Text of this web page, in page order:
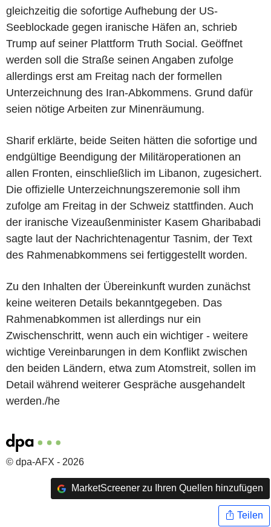
gleichzeitig die sofortige Aufhebung der US-
Seeblockade gegen iranische Häfen an, schrieb
Trump auf seiner Plattform Truth Social. Geöffnet
werden soll die Straße seinen Angaben zufolge
allerdings erst am Freitag nach der formellen
Unterzeichnung des Iran-Abkommens. Grund dafür
seien nötige Arbeiten zur Minenräumung.
Sharif erklärte, beide Seiten hätten die sofortige und
endgültige Beendigung der Militäroperationen an
allen Fronten, einschließlich im Libanon, zugesichert.
Die offizielle Unterzeichnungszeremonie soll ihm
zufolge am Freitag in der Schweiz stattfinden. Auch
der iranische Vizeaußenminister Kasem Gharibabadi
sagte laut der Nachrichtenagentur Tasnim, der Text
des Rahmenabkommens sei fertiggestellt worden.
Zu den Inhalten der Übereinkunft wurden zunächst
keine weiteren Details bekanntgegeben. Das
Rahmenabkommen ist allerdings nur ein
Zwischenschritt, wenn auch ein wichtiger - weitere
wichtige Vereinbarungen in dem Konflikt zwischen
den beiden Ländern, etwa zum Atomstreit, sollen im
Detail während weiterer Gespräche ausgehandelt
werden./he
© dpa-AFX - 2026
MarketScreener zu Ihren Quellen hinzufügen
Teilen